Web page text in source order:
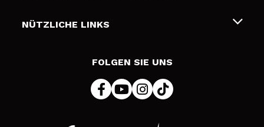
Zahlung
Bedingungen und Datenschutz
NÜTZLICHE LINKS
FOLGEN SIE UNS